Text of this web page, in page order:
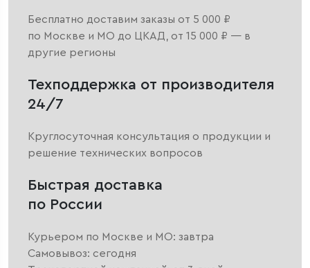
Бесплатно доставим заказы от 5 000 ₽
по Москве и МО до ЦКАД, от 15 000 ₽ — в
другие регионы
Техподдержка от производителя
24/7
Круглосуточная консультация о продукции и
решение технических вопросов
Быстрая доставка
по России
Курьером по Москве и МО: завтра
Самовывоз: сегодня